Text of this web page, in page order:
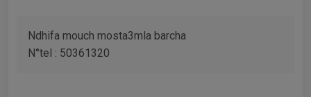
Ndhifa mouch mosta3mla barcha
N°tel : 50361320